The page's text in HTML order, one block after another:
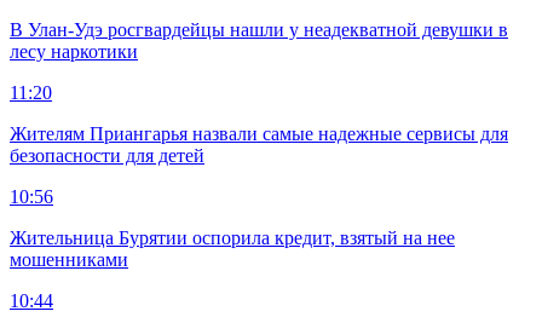
В Улан-Удэ росгвардейцы нашли у неадекватной девушки в
лесу наркотики
11:20
Жителям Приангарья назвали самые надежные сервисы для
безопасности для детей
10:56
Жительница Бурятии оспорила кредит, взятый на нее
мошенниками
10:44